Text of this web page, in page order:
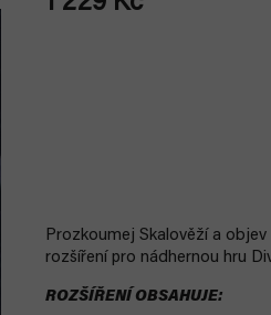
Prozkoumej Skalověží a
rozšíření pro nádhernou hru
ROZŠÍŘENÍ OBSAHUJE: